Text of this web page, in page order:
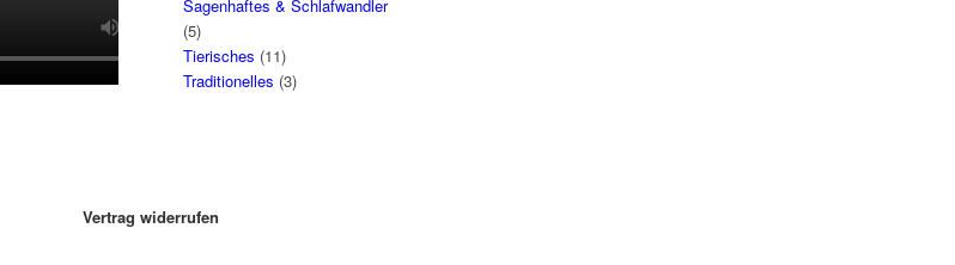
Sagenhaftes & Schlafwandler
(5)
Tierisches (11)
Traditionelles (3)
Vertrag widerrufen